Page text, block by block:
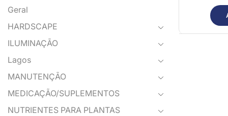
Geral
HARDSCAPE
ILUMINAÇÃO
Lagos
MANUTENÇÃO
MEDICAÇÃO/SUPLEMENTOS
NUTRIENTES PARA PLANTAS